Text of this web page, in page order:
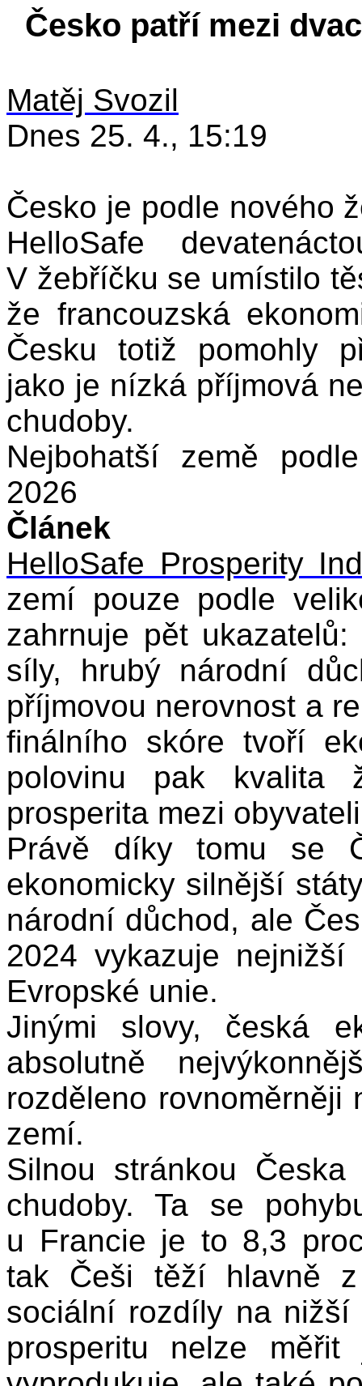
Česko patří mezi
Matěj Svozil
Dnes 25. 4., 15:19
Česko je podle nového
HelloSafe
V žebříčku se umístilo
že francouzská
Česku totiž pomohly
jako je nízká příjmová
chudoby.
Nejbohatší země
2026
Článek
HelloSafe Prosperity
zemí pouze podle
zahrnuje pět
síly, hrubý národní
příjmovou nerovnost a
finálního skóre tvoří
polovinu pak kvalita
prosperita mezi
Právě díky tomu se
ekonomicky silnější
národní důchod, ale
2024 vykazuje
Evropské unie.
Jinými slovy, česká
absolutně
rozděleno rovnoměrněji
zemí.
Silnou stránkou
chudoby. Ta se
u Francie je to 8,3
tak Češi těží hlavně
sociální rozdíly na
prosperitu nelze